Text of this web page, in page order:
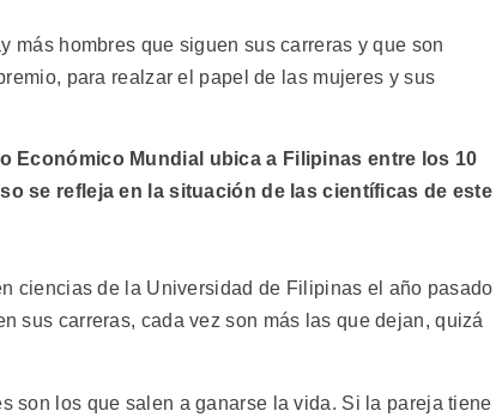
más hombres que siguen sus carreras y que son
para realzar el papel de las mujeres y sus
Económico Mundial ubica a Filipinas entre los 10
se refleja en la situación de las científicas de este
ciencias de la Universidad de Filipinas el año pasado
sus carreras, cada vez son más las que dejan, quizá
son los que salen a ganarse la vida. Si la pareja tiene